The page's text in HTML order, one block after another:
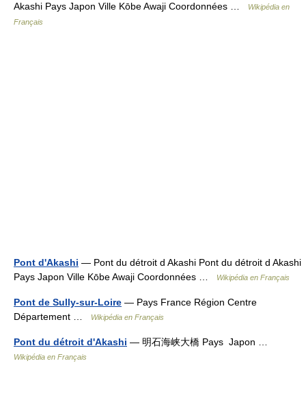
Akashi Pays Japon Ville Kōbe Awaji Coordonnées …
Wikipédia en
Français
Pont d'Akashi — Pont du détroit d Akashi Pont du détroit d Akashi
Pays Japon Ville Kōbe Awaji Coordonnées …
Wikipédia en Français
Pont de Sully-sur-Loire — Pays France Région Centre
Département …
Wikipédia en Français
Pont du détroit d'Akashi — 明石海峡大橋 Pays Japon …
Wikipédia en Français